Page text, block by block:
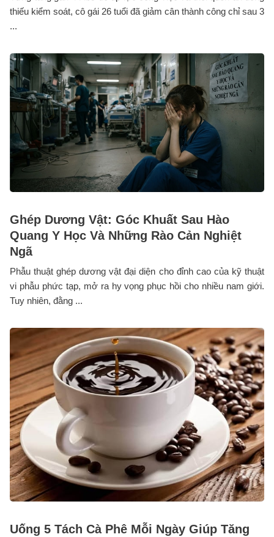
thiếu kiểm soát, cô gái 26 tuổi đã giảm cân thành công chỉ sau 3
...
Ghép Dương Vật: Góc Khuất Sau Hào
Quang Y Học Và Những Rào Cản Nghiệt
Ngã
Phẫu thuật ghép dương vật đại diện cho đỉnh cao của kỹ thuật
vi phẫu phức tạp, mở ra hy vọng phục hồi cho nhiều nam giới.
Tuy nhiên, đằng ...
Uống 5 Tách Cà Phê Mỗi Ngày Giúp Tăng